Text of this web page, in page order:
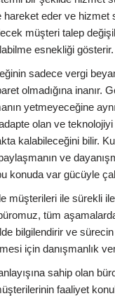
hareket eder ve hizmet
müşteri talep
esnekliği gösterir.
sadece vergi
olmadığına inanır.
yetmeyeceğine
olan ve
kalabileceğini bilir.
ve
konuda var gücüyle
müşterileri ile sürekli
tüm
bilgilendirir ve
için danışmanlık
sahip olan
faaliyet